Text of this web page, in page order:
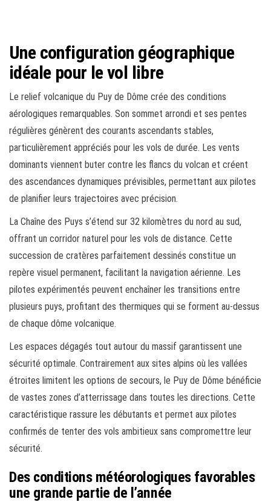
Une configuration géographique
idéale pour le vol libre
Le relief volcanique du Puy de Dôme crée des conditions
aérologiques remarquables. Son sommet arrondi et ses pentes
régulières génèrent des courants ascendants stables,
particulièrement appréciés pour les vols de durée. Les vents
dominants viennent buter contre les flancs du volcan et créent
des ascendances dynamiques prévisibles, permettant aux pilotes
de planifier leurs trajectoires avec précision.
La Chaîne des Puys s’étend sur 32 kilomètres du nord au sud,
offrant un corridor naturel pour les vols de distance. Cette
succession de cratères parfaitement dessinés constitue un
repère visuel permanent, facilitant la navigation aérienne. Les
pilotes expérimentés peuvent enchaîner les transitions entre
plusieurs puys, profitant des thermiques qui se forment au-dessus
de chaque dôme volcanique.
Les espaces dégagés tout autour du massif garantissent une
sécurité optimale. Contrairement aux sites alpins où les vallées
étroites limitent les options de secours, le Puy de Dôme bénéficie
de vastes zones d’atterrissage dans toutes les directions. Cette
caractéristique rassure les débutants et permet aux pilotes
confirmés de tenter des vols ambitieux sans compromettre leur
sécurité.
Des conditions météorologiques favorables
une grande partie de l’année